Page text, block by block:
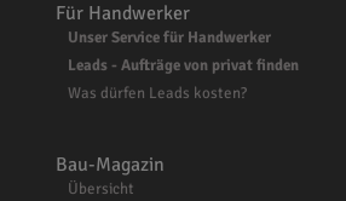
Für Handwerker
Unser Service für Handwerker
Leads - Aufträge von privat finden
Was dürfen Leads kosten?
Bau-Magazin
Übersicht